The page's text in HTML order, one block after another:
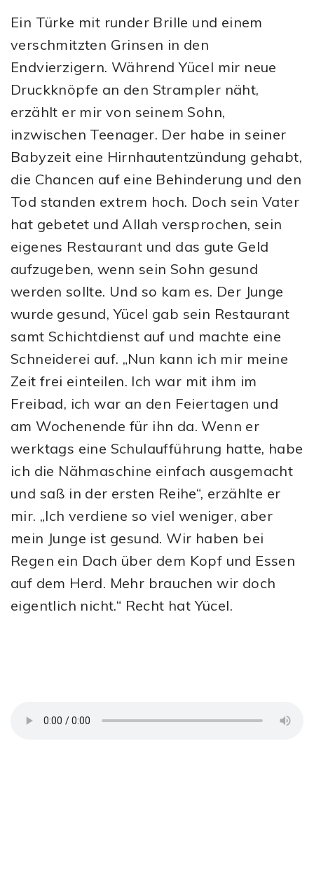
Ein Türke mit runder Brille und einem
verschmitzten Grinsen in den
Endvierzigern. Während Yücel mir neue
Druckknöpfe an den Strampler näht,
erzählt er mir von seinem Sohn,
inzwischen Teenager. Der habe in seiner
Babyzeit eine Hirnhautentzündung gehabt,
die Chancen auf eine Behinderung und den
Tod standen extrem hoch. Doch sein Vater
hat gebetet und Allah versprochen, sein
eigenes Restaurant und das gute Geld
aufzugeben, wenn sein Sohn gesund
werden sollte. Und so kam es. Der Junge
wurde gesund, Yücel gab sein Restaurant
samt Schichtdienst auf und machte eine
Schneiderei auf. „Nun kann ich mir meine
Zeit frei einteilen. Ich war mit ihm im
Freibad, ich war an den Feiertagen und
am Wochenende für ihn da. Wenn er
werktags eine Schulaufführung hatte, habe
ich die Nähmaschine einfach ausgemacht
und saß in der ersten Reihe“, erzählte er
mir. „Ich verdiene so viel weniger, aber
mein Junge ist gesund. Wir haben bei
Regen ein Dach über dem Kopf und Essen
auf dem Herd. Mehr brauchen wir doch
eigentlich nicht.“ Recht hat Yücel.